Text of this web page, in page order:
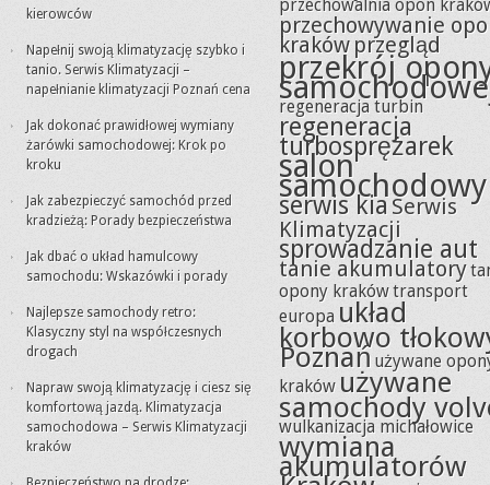
kierowców
Napełnij swoją klimatyzację szybko i
tanio. Serwis Klimatyzacji –
napełnianie klimatyzacji Poznań cena
Jak dokonać prawidłowej wymiany
żarówki samochodowej: Krok po
kroku
Jak zabezpieczyć samochód przed
kradzieżą: Porady bezpieczeństwa
Jak dbać o układ hamulcowy
samochodu: Wskazówki i porady
Najlepsze samochody retro:
Klasyczny styl na współczesnych
drogach
Napraw swoją klimatyzację i ciesz się
komfortową jazdą. Klimatyzacja
samochodowa – Serwis Klimatyzacji
kraków
przechowalnia opon
przechowywanie
kraków przegląd
przekrój
regeneracja turbin
regeneracja
turbosprężarek
salon
samochodowy
serwis kiaSerwis
Klimatyzacji
sprowadzanie aut
tanie akumulatory
opony krakówtransport
europa układ
korbowo
Poznań używane
kraków używane
samochody
wulkanizacja michałowice
wymiana
akumulatorów